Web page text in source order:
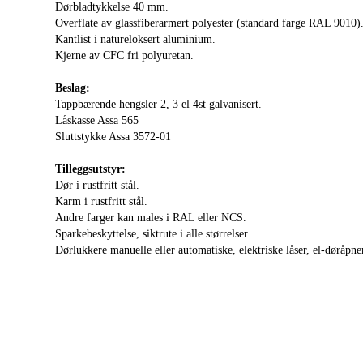
Dørbladtykkelse 40 mm.
Overflate av glassfiberarmert polyester (standard farge RAL 9010).
Kantlist i natureloksert aluminium.
Kjerne av CFC fri polyuretan.
Beslag:
Tappbærende hengsler 2, 3 el 4st galvanisert.
Låskasse Assa 565
Sluttstykke Assa 3572-01
Tilleggsutstyr:
Dør i rustfritt stål.
Karm i rustfritt stål.
Andre farger kan males i RAL eller NCS.
Sparkebeskyttelse, siktrute i alle størrelser.
Dørlukkere manuelle eller automatiske, elektriske låser, el-